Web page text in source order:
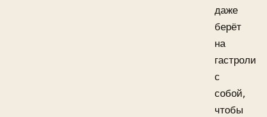
даже
берёт
на
гастроли
с
собой,
чтобы